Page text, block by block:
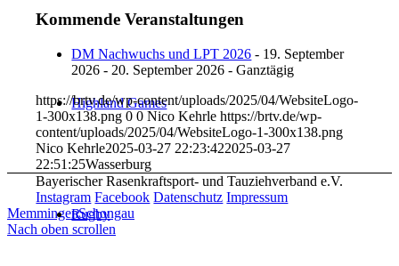
Highland Games
Rugby
Kommende Veranstaltungen
DM Nachwuchs und LPT 2026 - 19. September
2026 - 20. September 2026 - Ganztägig
https://brtv.de/wp-content/uploads/2025/04/WebsiteLogo-
1-300x138.png 0 0 Nico Kehrle https://brtv.de/wp-
content/uploads/2025/04/WebsiteLogo-1-300x138.png
Nico Kehrle2025-03-27 22:23:422025-03-27
22:51:25Wasserburg
Bayerischer Rasenkraftsport- und Tauziehverband e.V.
Instagram Facebook Datenschutz Impressum
MemmingenSchongau
Nach oben scrollen